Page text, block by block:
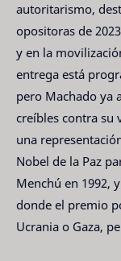
autoritarismo,
opositoras de
y en la
entrega está
pero Machado ya
creíbles contra su
una
Nobel de la Paz
Menchú en 1992,
donde el premio
Ucrania o Gaza,